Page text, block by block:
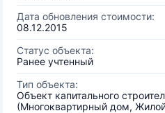
Дата обновления стоимости:
08.12.2015
Статус объекта:
Ранее учтенный
Тип объекта:
Объект капитального
(Многоквартирный дом,